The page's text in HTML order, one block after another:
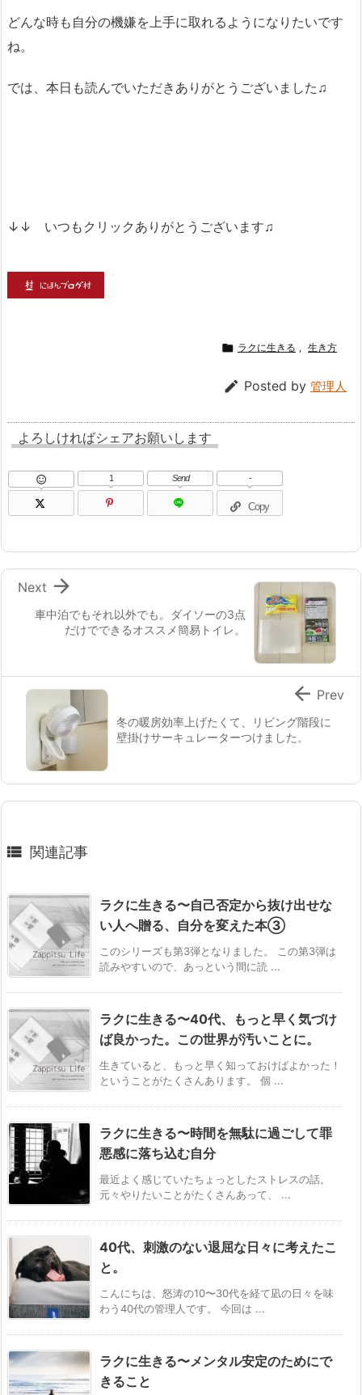
どんな時も自分の機嫌を上手に取れるようになりたいです
ね。
では、本日も読んでいただきありがとうございました♫
↓↓ いつもクリックありがとうございます♫
 ラクに生きる , 生き方
 Posted by 管理人
よろしければシェアお願いします
 1 Send
Copy
-
車中泊でもそれ以外でも。ダイソーの3点
だけでできるオススメ簡易トイレ。

Next
冬の暖房効率上げたくて、リビング階段に
壁掛けサーキュレーターつけました。
 Prev
 関連記事
ラクに生きる〜自己否定から抜け出せな
い人へ贈る、自分を変えた本③
このシリーズも第3弾となりました。 この第3弾は
読みやすいので、あっという間に読 ...
ラクに生きる〜40代、もっと早く気づけ
ば良かった。この世界が汚いことに。
生きていると、もっと早く知っておけばよかった！
ということがたくさんあります。 個 ...
ラクに生きる〜時間を無駄に過ごして罪
悪感に落ち込む自分
最近よく感じていたちょっとしたストレスの話。
元々やりたいことがたくさんあって、 ...
40代、刺激のない退屈な日々に考えたこ
と。
こんにちは、怒涛の10〜30代を経て凪の日々を味
わう40代の管理人です。 今回は ...
ラクに生きる〜メンタル安定のためにで
きること